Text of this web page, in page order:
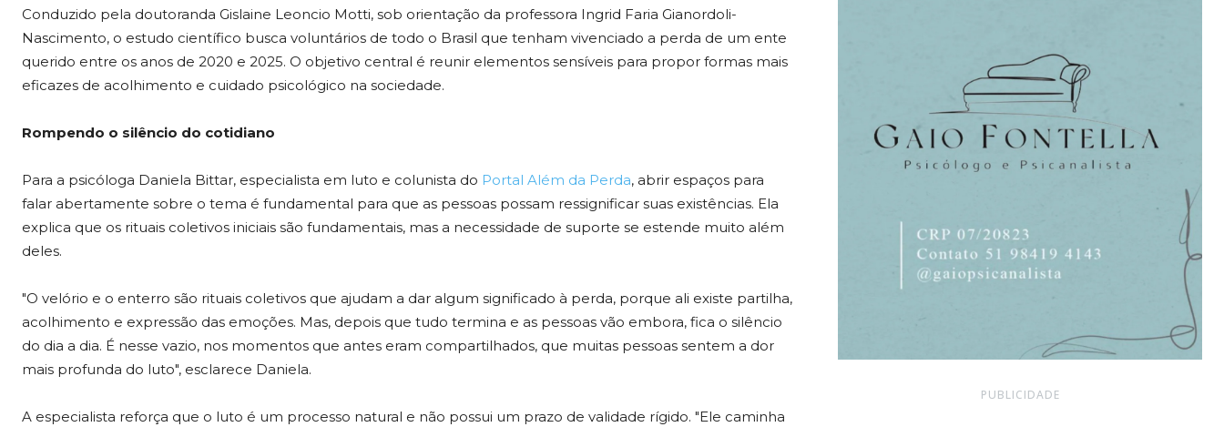
Conduzido pela doutoranda Gislaine Leoncio Motti, sob orientação da professora Ingrid Faria Gianordoli-
Nascimento, o estudo científico busca voluntários de todo o Brasil que tenham vivenciado a perda de um ente
querido entre os anos de 2020 e 2025. O objetivo central é reunir elementos sensíveis para propor formas mais
eficazes de acolhimento e cuidado psicológico na sociedade.
Rompendo o silêncio do cotidiano
Para a psicóloga Daniela Bittar, especialista em luto e colunista do Portal Além da Perda, abrir espaços para
falar abertamente sobre o tema é fundamental para que as pessoas possam ressignificar suas existências. Ela
explica que os rituais coletivos iniciais são fundamentais, mas a necessidade de suporte se estende muito além
deles.
"O velório e o enterro são rituais coletivos que ajudam a dar algum significado à perda, porque ali existe partilha,
acolhimento e expressão das emoções. Mas, depois que tudo termina e as pessoas vão embora, fica o silêncio
do dia a dia. É nesse vazio, nos momentos que antes eram compartilhados, que muitas pessoas sentem a dor
mais profunda do luto", esclarece Daniela.
A especialista reforça que o luto é um processo natural e não possui um prazo de validade rígido. "Ele caminha
PUBLICIDADE